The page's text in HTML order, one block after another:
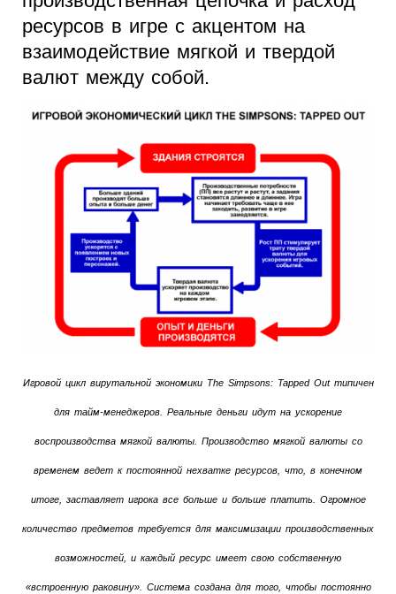
ресурсов в игре с акцентом на
взаимодействие мягкой и твердой
валют между собой.
Игровой цикл вирутальной экономики The Simpsons: Tapped Out типичен
для тайм-менеджеров. Реальные деньги идут на ускорение
воспроизводства мягкой валюты. Производство мягкой валюты со
временем ведет к постоянной нехватке ресурсов, что, в конечном
итоге, заставляет игрока все больше и больше платить. Огромное
количество предметов требуется для максимизации производственных
возможностей, и каждый ресурс имеет свою собственную
«встроенную раковину». Система создана для того, чтобы постоянно